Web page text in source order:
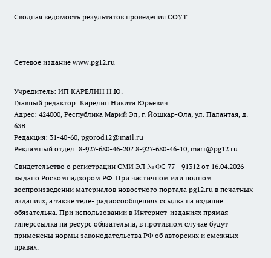
Сводная ведомость результатов проведения СОУТ
Сетевое издание www.pg12.ru
Учредитель: ИП КАРЕЛИН Н.Ю.
Главный редактор: Карелин Никита Юрьевич
Адрес: 424000, Республика Марий Эл, г. Йошкар-Ола, ул. Палантая, д.
63В
Редакция: 31-40-60, pgorod12@mail.ru
Рекламный отдел: 8-927-680-46-20? 8-927-680-46-10, mari@pg12.ru
Свидетельство о регистрации СМИ ЭЛ № ФС 77 - 91312 от 16.04.2026
выдано Роскомнадзором РФ. При частичном или полном
воспроизведении материалов новостного портала pg12.ru в печатных
изданиях, а также теле- радиосообщениях ссылка на издание
обязательна. При использовании в Интернет-изданиях прямая
гиперссылка на ресурс обязательна, в противном случае будут
применены нормы законодательства РФ об авторских и смежных
правах.